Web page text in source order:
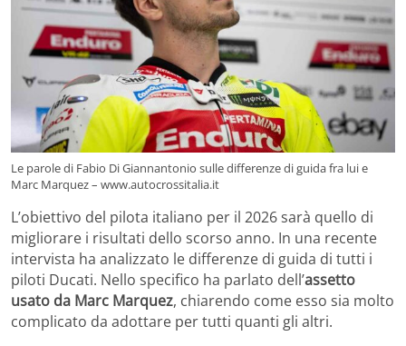
Le parole di Fabio Di Giannantonio sulle differenze di guida fra lui e
Marc Marquez – www.autocrossitalia.it
L’obiettivo del pilota italiano per il 2026 sarà quello di
migliorare i risultati dello scorso anno. In una recente
intervista ha analizzato le differenze di guida di tutti i
piloti Ducati. Nello specifico ha parlato dell’assetto
usato da Marc Marquez, chiarendo come esso sia molto
complicato da adottare per tutti quanti gli altri.